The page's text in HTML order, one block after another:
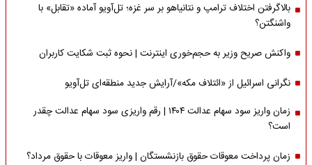
بالاگرفتن اختلاف ترامپ و نتانیاهو بر سر غزه؛ تل‌آویو آماده «تقابل» با
واشنگتن؟
واکنش صریح وزیر به حجم‌خوری اینترنت | نحوه ثبت شکایت کاربران
نگرانی اسرائیل از «ائتلاف مکه»/آرایش جدید منطقه‌ای تل‌آویو
زمان واریز سود سهام عدالت ۱۴۰۴ | رقم واریزی سود سهام عدالت چقدر
است؟
زمان پرداخت معوقات حقوق بازنشستگان | واریز معوقات با حقوق مرداد؟